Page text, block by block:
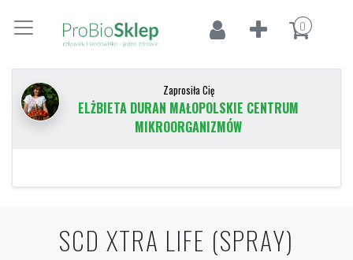
0
Zaprosiła Cię
ELŻBIETA DURAN MAŁOPOLSKIE CENTRUM
MIKROORGANIZMÓW
SCD XTRA LIFE (SPRAY)